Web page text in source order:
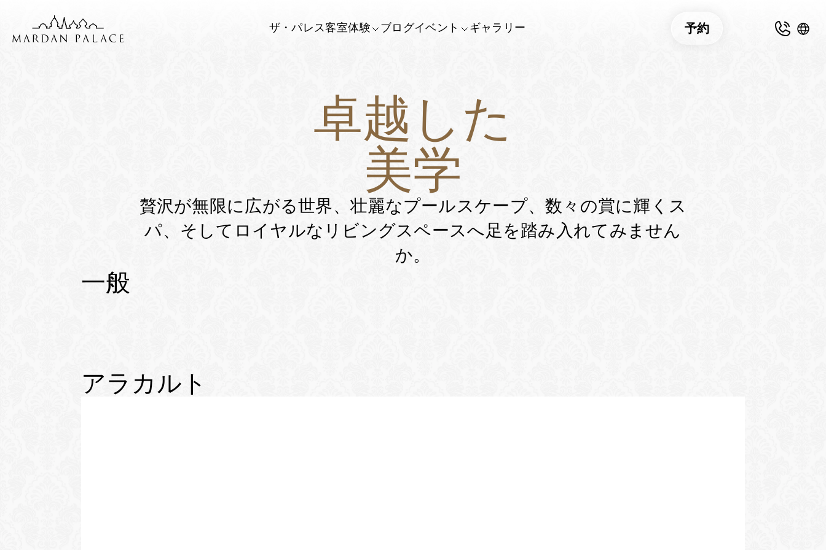
卓越した
美学
贅沢が無限に広がる世界、壮麗なプールスケープ、数々の賞に輝くス
パ、そしてロイヤルなリビングスペースへ足を踏み入れてみません
か。
一般
アラカルト
ザ・パレス客室体験 ブログイベント ギャラリー 予約